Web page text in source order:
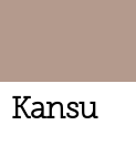
Kansu